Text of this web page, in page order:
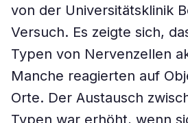
von der Universitätsklinik
Versuch. Es zeigte sich,
Typen von Nervenzellen
Manche reagierten auf
Orte. Der Austausch
Typen war erhöht, wenn